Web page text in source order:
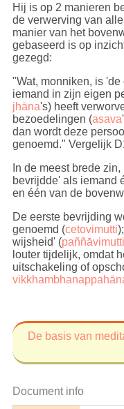
Hij is op 2 manieren
de verwerving van
manier van het
gebaseerd is op
gezegd:
"Wat, monniken, is
iemand in zijn eigen
jhāna's) heeft
bezoedelingen (asava
dan wordt deze
genoemd." Vergelijk
In de meest brede
bevrijdde' als iemand
en één van de
De eerste bevrijding
genoemd (cetovimutti
wijsheid' (paññāvimutti
louter tijdelijk, omdat
uitschakeling of
De basis van
Document info